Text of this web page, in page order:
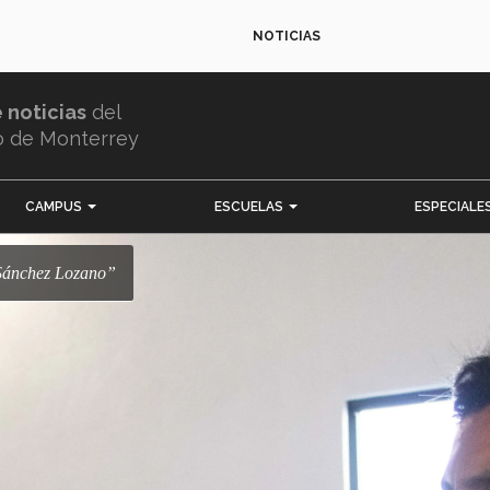
NOTICIAS
noticias del
de Monterrey
CAMPUS ESCUELAS
Lozano”